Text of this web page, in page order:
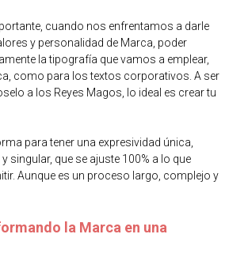
cuando nos enfrentamos a darle
y personalidad de Marca, poder
la tipografía que vamos a emplear,
como para los textos corporativos. A ser
a los Reyes Magos, lo ideal es crear tu
para tener una expresividad única,
singular, que se ajuste 100% a lo que
Aunque es un proceso largo, complejo y
la Marca en una